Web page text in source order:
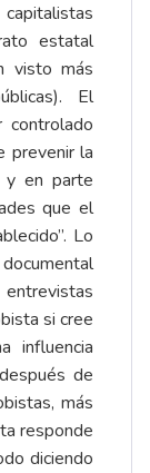
estatal
visto más
El
prevenir la
y en parte
que el
Lo
si cree
influencia
de
más
responde
diciendo